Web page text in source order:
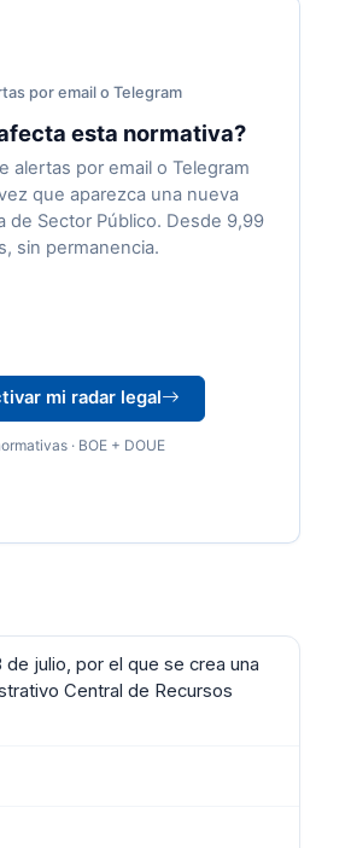
por email o Telegram
esta normativa?
alertas por email o Telegram
que aparezca una nueva
de Sector Público. Desde 9,99
sin permanencia.
mi radar legal
· BOE + DOUE
julio, por el que se crea una
Central de Recursos